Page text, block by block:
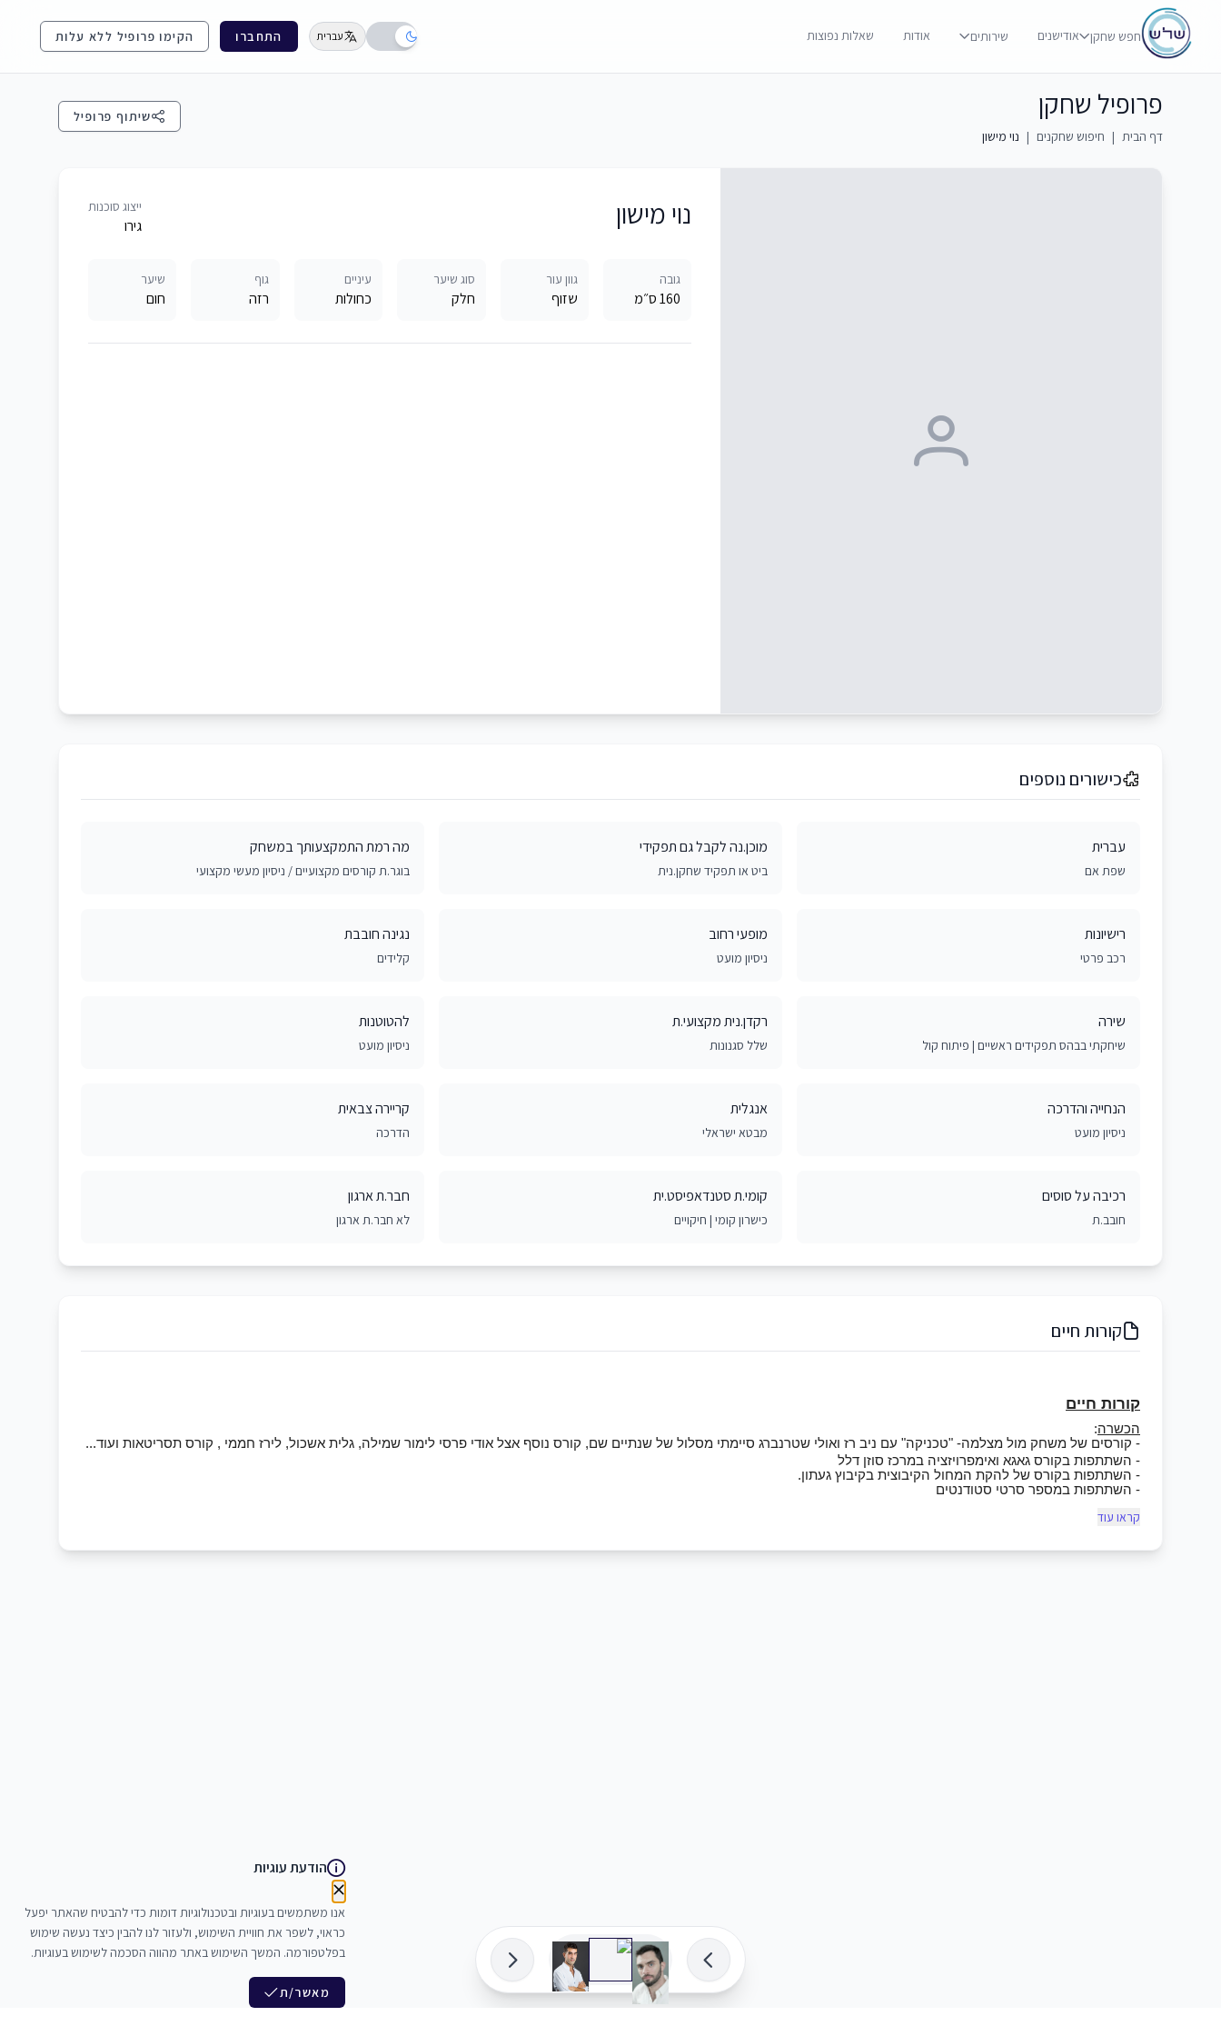
חפש שחקן אודישנים שירותים אודות שאלות נפוצות עברית התחברו הקימו פרופיל ללא עלות
פרופיל שחקן
דף הבית | חיפוש שחקנים | נוי מישון
שיתוף פרופיל
נוי מישון ייצוג סוכנות
גירו
גובה
160 ס״מ
גוון עור
שזוף
סוג שיער
חלק
עיניים
כחולות
גוף
רזה
שיער
חום
כישורים נוספים
עברית
שפת אם
מוכן.נה לקבל גם תפקידי
ביט או תפקיד שחקן.נית
מה רמת התמקצעותך במשחק
בוגר.ת קורסים מקצועיים / ניסיון מעשי מקצועי
רישיונות
רכב פרטי
מופעי רחוב
ניסיון מועט
נגינה חובבת
קלידים
שירה
שיחקתי בבהס תפקידים ראשיים | פיתוח קול
רקדן.נית מקצועי.ת
שלל סגנונות
להטוטנות
ניסיון מועט
הנחייה והדרכה
ניסיון מועט
אנגלית
מבטא ישראלי
קריירה צבאית
הדרכה
רכיבה על סוסים
חובב.ת
קומי.ת סטנדאפיסט.ית
כישרון קומי | חיקויים
חבר.ת ארגון
לא חבר.ת ארגון
קורות חיים
קורות חיים
הכשרה:
- קורסים של משחק מול מצלמה- "טכניקה" עם ניב רז ואולי שטרנברג סיימתי מסלול של שנתיים שם, קורס נוסף אצל אודי פרסי לימור שמילה, גלית אשכול, לירז חממי , קורס תסריטאות ועוד...
- השתתפות בקורס גאגא ואימפרויזציה במרכז סוזן דלל
- השתתפות בקורס של להקת המחול הקיבוצית בקיבוץ געתון.
- השתתפות במספר סרטי סטודנטים
קראו עוד
הודעת עוגיות
אנו משתמשים בעוגיות ובטכנולוגיות דומות כדי להבטיח שהאתר יפעל
כראוי, לשפר את חוויית השימוש, ולעזור לנו להבין כיצד נעשה שימוש
בפלטפורמה. המשך השימוש באתר מהווה הסכמה לשימוש בעוגיות.
מאשר/ת